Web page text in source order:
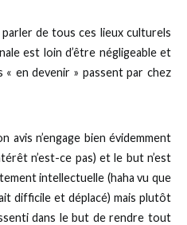
parler de tous ces lieux culturels
est loin d’être négligeable et
en devenir » passent par chez
avis n’engage bien évidemment
n’est-ce pas) et le but n’est
intellectuelle (haha vu que
difficile et déplacé) mais plutôt
dans le but de rendre tout